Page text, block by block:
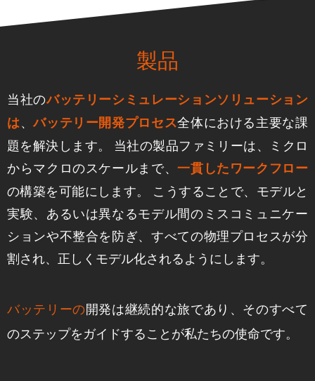
製品
当社のバッテリーシミュレーションソリューション
は、バッテリー開発プロセス全体における主要な課
題を解決します。 当社の製品ファミリーは、ミクロ
からマクロのスケールまで、一貫したワークフロー
の構築を可能にします。 こうすることで、モデルと
実験、あるいは異なるモデル間のミスコミュニケー
ションや不整合を防ぎ、すべての物理プロセスが分
割され、正しくモデル化されるようにします。
バッテリーの開発は継続的な旅であり、そのすべて
のステップをガイドすることが私たちの使命です。